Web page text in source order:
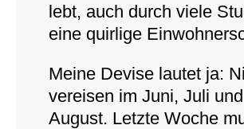
lebt, auch durch viele
eine quirlige
Meine Devise lautet ja:
vereisen im Juni, Juli
August. Letzte Woche